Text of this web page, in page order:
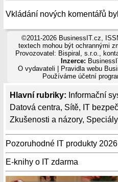
Hlavní rubriky: Informační
Datová centra, Sítě, IT
Zkušenosti a názory, Speciály
Pozoruhodné IT produkty 2026
E-knihy o IT zdarma
Vkládání nových komentářů
©2011-2026 BusinessIT.cz,
textech mohou být ochrannými
Provozovatel: Bispiral, s.r.o.,
Inzerce:
O vydavateli
Pravidla webu
Používámeúčetní